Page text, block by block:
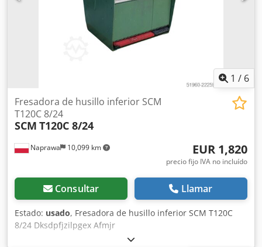
1 / 6
Naprawa 10,099 km
Fresadora de husillo inferior SCM
T120C 8/24
SCM T120C 8/24
EUR 1,820
precio fijo IVA no incluído
Consultar Llamar
Estado: usado, Fresadora de husillo inferior SCM T120C
8/24 Dksdpfjzilpgex Afmjr